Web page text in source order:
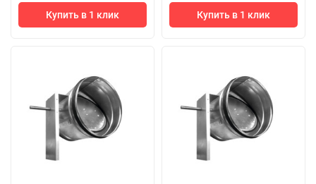
Купить в 1 клик Купить в 1 клик